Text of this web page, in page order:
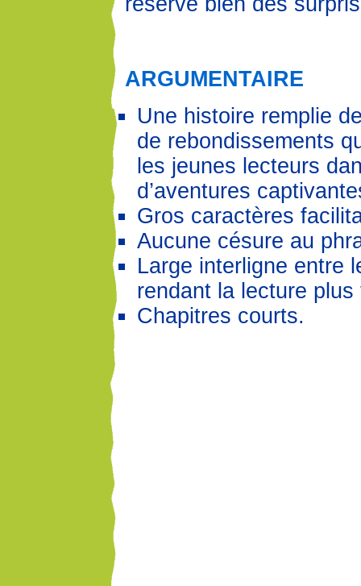
ARGUMENTAIRE
Une histoire remplie
de rebondissements
les jeunes lecteurs
d’aventures
Gros caractères
Aucune césure au
Large interligne entre
rendant la lecture plus
Chapitres courts.